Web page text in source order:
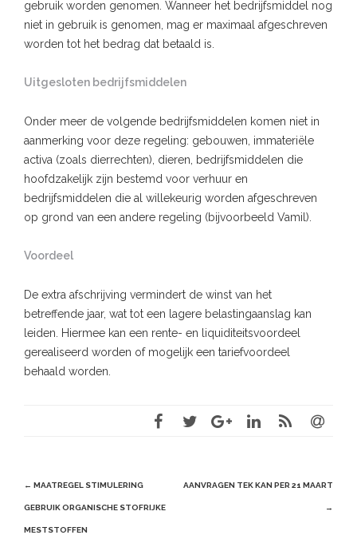
gebruik worden genomen. Wanneer het bedrijfsmiddel nog
niet in gebruik is genomen, mag er maximaal afgeschreven
worden tot het bedrag dat betaald is.
Uitgesloten bedrijfsmiddelen
Onder meer de volgende bedrijfsmiddelen komen niet in
aanmerking voor deze regeling: gebouwen, immateriële
activa (zoals dierrechten), dieren, bedrijfsmiddelen die
hoofdzakelijk zijn bestemd voor verhuur en
bedrijfsmiddelen die al willekeurig worden afgeschreven
op grond van een andere regeling (bijvoorbeeld Vamil).
Voordeel
De extra afschrijving vermindert de winst van het
betreffende jaar, wat tot een lagere belastingaanslag kan
leiden. Hiermee kan een rente- en liquiditeitsvoordeel
gerealiseerd worden of mogelijk een tariefvoordeel
behaald worden.
Post
navigation
← MAATREGEL STIMULERING
GEBRUIK ORGANISCHE STOFRIJKE
MESTSTOFFEN
AANVRAGEN TEK KAN PER 21 MAART
→